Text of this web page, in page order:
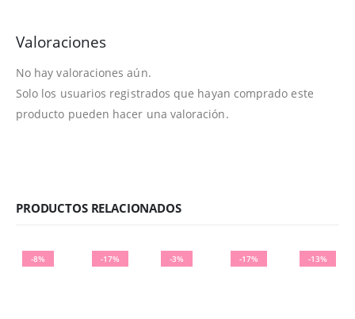
Valoraciones
No hay valoraciones aún.
Solo los usuarios registrados que hayan comprado este
producto pueden hacer una valoración.
PRODUCTOS RELACIONADOS
-8% -17% -3% -17% -13%